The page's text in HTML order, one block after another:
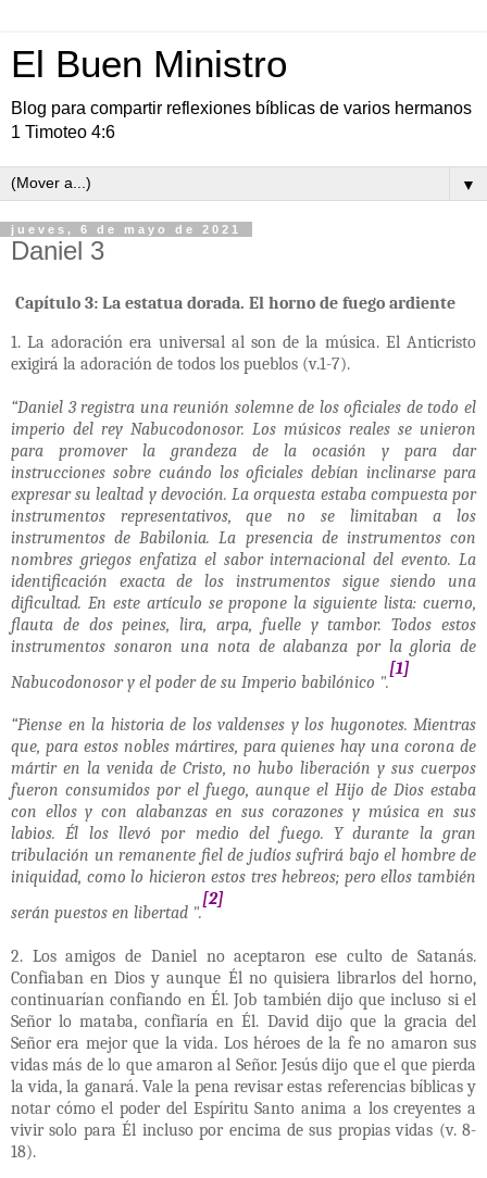
El Buen Ministro
Blog para compartir reflexiones bíblicas de varios hermanos
1 Timoteo 4:6
▼
jueves, 6 de mayo de 2021
Daniel 3
Capítulo 3: La estatua dorada. El horno de fuego ardiente
1. La adoración era universal al son de la música. El Anticristo
exigirá la adoración de todos los pueblos (v.1-7).
“Daniel 3 registra una reunión solemne de los oficiales de todo el
imperio del rey Nabucodonosor. Los músicos reales se unieron
para promover la grandeza de la ocasión y para dar
instrucciones sobre cuándo los oficiales debían inclinarse para
expresar su lealtad y devoción. La orquesta estaba compuesta por
instrumentos representativos, que no se limitaban a los
instrumentos de Babilonia. La presencia de instrumentos con
nombres griegos enfatiza el sabor internacional del evento. La
identificación exacta de los instrumentos sigue siendo una
dificultad. En este artículo se propone la siguiente lista: cuerno,
flauta de dos peines, lira, arpa, fuelle y tambor. Todos estos
instrumentos sonaron una nota de alabanza por la gloria de
Nabucodonosor y el poder de su Imperio babilónico ".
[1]
“Piense en la historia de los valdenses y los hugonotes. Mientras
que, para estos nobles mártires, para quienes hay una corona de
mártir en la venida de Cristo, no hubo liberación y sus cuerpos
fueron consumidos por el fuego, aunque el Hijo de Dios estaba
con ellos y con alabanzas en sus corazones y música en sus
labios. Él los llevó por medio del fuego. Y durante la gran
tribulación un remanente fiel de judíos sufrirá bajo el hombre de
iniquidad, como lo hicieron estos tres hebreos; pero ellos también
serán puestos en libertad ".
[2]
2. Los amigos de Daniel no aceptaron ese culto de Satanás.
Confiaban en Dios y aunque Él no quisiera librarlos del horno,
continuarían confiando en Él. Job también dijo que incluso si el
Señor lo mataba, confiaría en Él. David dijo que la gracia del
Señor era mejor que la vida. Los héroes de la fe no amaron sus
vidas más de lo que amaron al Señor. Jesús dijo que el que pierda
la vida, la ganará. Vale la pena revisar estas referencias bíblicas y
notar cómo el poder del Espíritu Santo anima a los creyentes a
vivir solo para Él incluso por encima de sus propias vidas (v. 8-
18).